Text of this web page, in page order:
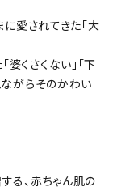
愛されてきた「大
くさくない」「下
ながらそのかわい
る、赤ちゃん肌の